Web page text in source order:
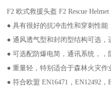
F2 欧式救援头盔 F2 Rescue Helmet
● 具有很好的抗冲击性和穿刺性能
● 通风透气型和封闭型结构可选，
● 可选配防爆电简，通讯系统，，
● 重量轻，特别适合于森林火灾作
● 符合欧盟 EN16471，EN12492，